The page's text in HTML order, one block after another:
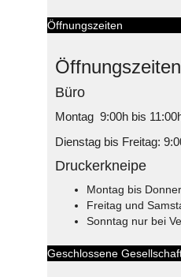
Öffnungszeiten
Öffnungszeiten
Büro
Montag 9:00h bis
Dienstag bis Freitag:
Druckerkneipe
Montag bis
Freitag und
Sonntag nur bei
Geschlossene